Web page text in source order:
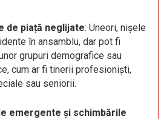
de piață neglijate: Uneori, nișele
în ansamblu, dar pot fi
grupuri demografice sau
cum ar fi tinerii profesioniști,
sau seniorii.
emergente și schimbările